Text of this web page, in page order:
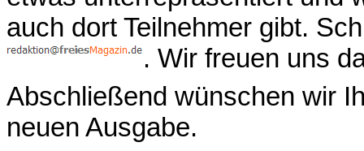
auch dort Teilnehmer gibt.
. Wir freuen uns
Abschließend wünschen wir
neuen Ausgabe.